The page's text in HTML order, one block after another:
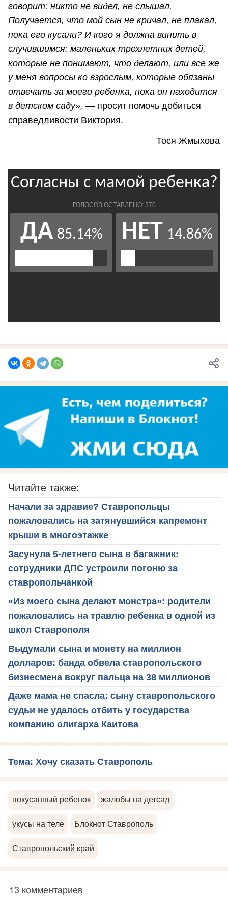
говорит: никто не видел, не слышал.
Получается, что мой сын не кричал, не плакал,
пока его кусали? И кого я должна винить в
случившимся: маленьких трехлетних детей,
которые не понимают, что делают, или все же
у меня вопросы ко взрослым, которые обязаны
отвечать за моего ребенка, пока он находится
в детском саду», — просит помочь добиться
справедливости Виктория.
Тося Жмыхова
Читайте также:
Начали за здравие? Ставропольцы
пожаловались на затянувшийся капремонт
крыши в многоэтажке
Засунула 5-летнего сына в багажник:
сотрудники ДПС устроили погоню за
ставропольчанкой
«Из моего сына делают монстра»: родители
пожаловались на травлю ребенка в одной из
школ Ставрополя
Выдумали сына и монету на миллион
долларов: банда обвела ставропольского
бизнесмена вокруг пальца на 38 миллионов
Даже мама не спасла: сыну ставропольского
судьи не удалось отбить у государства
компанию олигарха Каитова
Тема: Хочу сказать Ставрополь
покусанный ребенок жалобы на детсад
укусы на теле Блокнот Ставрополь
Ставропольский край
13 комментариев